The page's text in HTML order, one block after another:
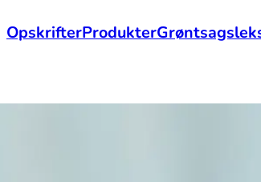
OpskrifterProdukter